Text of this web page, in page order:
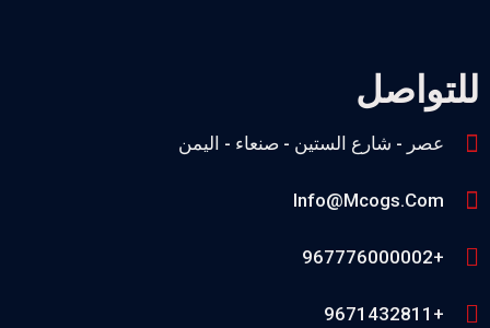
للتواصل
عصر - شارع الستين - صنعاء - اليمن
Info@mcogs.com
+967776000002
+9671432811